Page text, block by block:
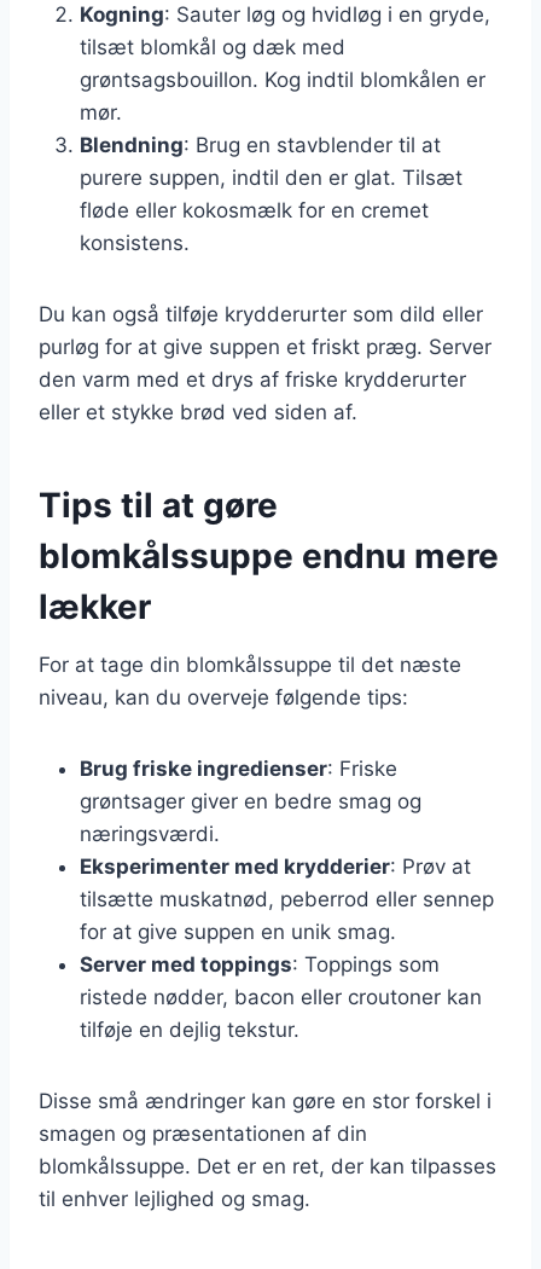
Kogning: Sauter løg og hvidløg i en gryde,
tilsæt blomkål og dæk med
grøntsagsbouillon. Kog indtil blomkålen er
mør.
Blendning: Brug en stavblender til at
purere suppen, indtil den er glat. Tilsæt
fløde eller kokosmælk for en cremet
konsistens.
Du kan også tilføje krydderurter som dild eller
purløg for at give suppen et friskt præg. Server
den varm med et drys af friske krydderurter
eller et stykke brød ved siden af.
Tips til at gøre
blomkålssuppe endnu mere
lækker
For at tage din blomkålssuppe til det næste
niveau, kan du overveje følgende tips:
Brug friske ingredienser: Friske
grøntsager giver en bedre smag og
næringsværdi.
Eksperimenter med krydderier: Prøv at
tilsætte muskatnød, peberrod eller sennep
for at give suppen en unik smag.
Server med toppings: Toppings som
ristede nødder, bacon eller croutoner kan
tilføje en dejlig tekstur.
Disse små ændringer kan gøre en stor forskel i
smagen og præsentationen af din
blomkålssuppe. Det er en ret, der kan tilpasses
til enhver lejlighed og smag.